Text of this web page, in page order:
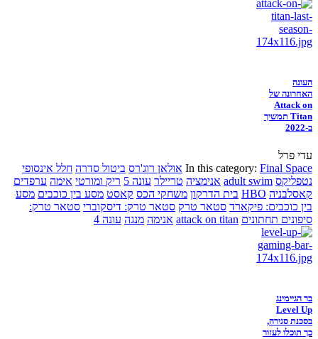
העונה
האחרונה של
Attack on
Titan תמשיך
ב-2022
עדי פרל
In this category: Final Space אולאן רוג'רס ביטול סדרה חלל אינסופי
נטפליקס adult swim אנימציה טריילר עונה 5 ריק ומורטי אימה ערפדים
קאסלבניה HBO בית הדרקון משחקי הכס קאסט מסע בין כוכבים מסע
בין כוכבים: פיקארד סטאר טרק סטאר טרק: דיסקוברי סטאר טרק:
סיפונים תחתונים attack on titan אנימה מנגה עונה 4
בר הגיימינג
Level Up
בסכנת סגירה,
כך תוכלו לעזור